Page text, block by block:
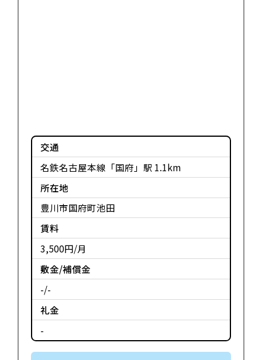
交通
名鉄名古屋本線「国府」駅 1.1km
所在地
豊川市国府町池田
賃料
3,500円/月
敷金/補償金
-/-
礼金
-